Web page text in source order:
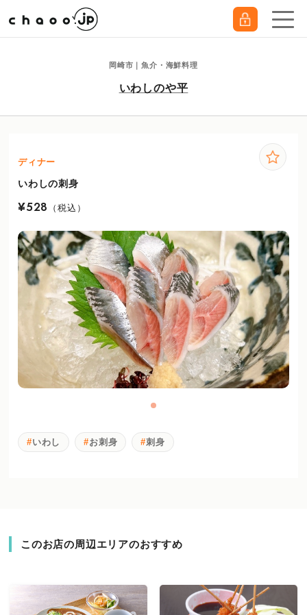
岡崎市｜魚介・海鮮料理
いわしのや平
ディナー
いわしの刺身
¥528 （税込）
いわし お刺身 刺身
このお店の周辺エリアのおすすめ